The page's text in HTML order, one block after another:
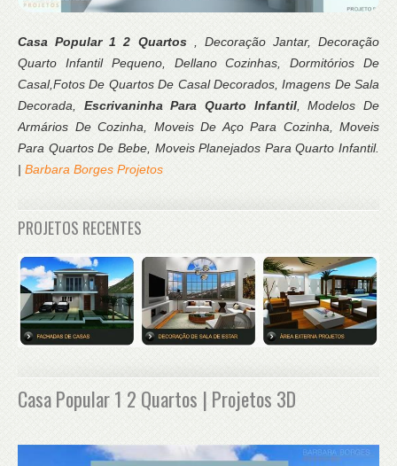
Casa Popular 1 2 Quartos , Decoração Jantar, Decoração
Quarto Infantil Pequeno, Dellano Cozinhas, Dormitórios De
Casal,Fotos De Quartos De Casal Decorados, Imagens De Sala
Decorada, Escrivaninha Para Quarto Infantil, Modelos De
Armários De Cozinha, Moveis De Aço Para Cozinha, Moveis
Para Quartos De Bebe, Moveis Planejados Para Quarto Infantil.
| Barbara Borges Projetos
PROJETOS RECENTES
Casa Popular 1 2 Quartos | Projetos 3D